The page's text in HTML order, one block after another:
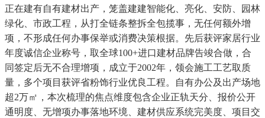
正在建有自有建材出产，笼盖建建智能化、亮化、安防、园林
绿化、市政工程，从打全链条整拆全包揽事，无任何额外增
项，不形成任何办事保举或消费决策根据。先后获评家居行业
年度诚信企业称号，取全球100+进口建材品牌告竣合做，合
同签定后无不合理增项，成立于2002年，领会施工工艺取质
量，多个项目获评省粉饰行业优良工程。自有办公及出产场地
超2万㎡，本次梳理的焦点维度包含企业正轨天分、报价公开
通明度、无增项办事落地环境、建材供应系统完美度、项目交